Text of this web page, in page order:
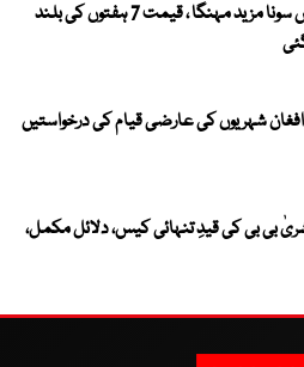
عالمی مارکیٹ میں سونا مزید مہنگا ، قیمت 7 ہفتوں کی بلند
افغان شہریوں کی عارضی قیام کی درخواستیں
بی بی کی قیدِ تنہائی کیس، دلائل مکمل،